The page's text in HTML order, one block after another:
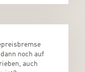
noch auf
auch